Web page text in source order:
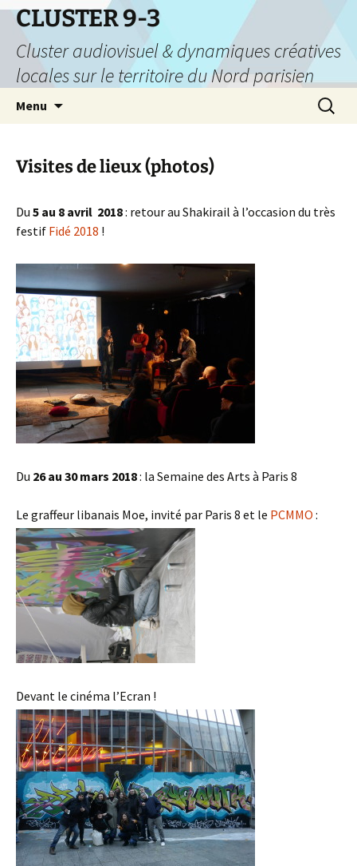
CLUSTER 9-3
Cluster audiovisuel & dynamiques créatives
locales sur le territoire du Nord parisien
Menu
Visites de lieux (photos)
Du 5 au 8 avril 2018: retour au Shakirail à l’occasion du très
festif Fidé 2018 !
Du 26 au 30 mars 2018: la Semaine des Arts à Paris 8
Le graffeur libanais Moe, invité par Paris 8 et le PCMMO :
Devant le cinéma l’Ecran !